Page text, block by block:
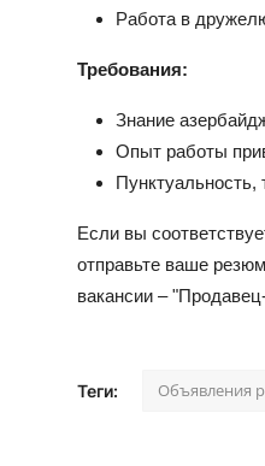
Работа в
Требования:
Знание
Опыт работы
Если вы
отправьте ваше
вакансии –
Теги: Объявления